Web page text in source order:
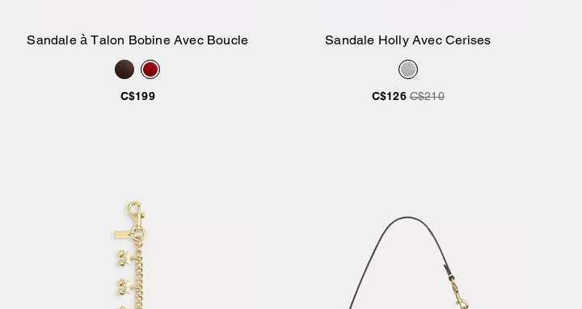
Sandale à Talon Bobine Avec Boucle
C$199
Ajouter au panier
Sandale Holly Avec Cerises
C$126 C$210